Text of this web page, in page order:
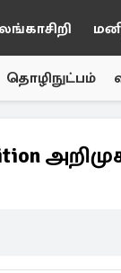
லங்காசிறி
தொழிநுட்பம்